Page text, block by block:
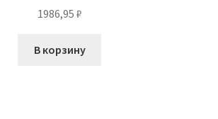
1986,95 ₽
В корзину